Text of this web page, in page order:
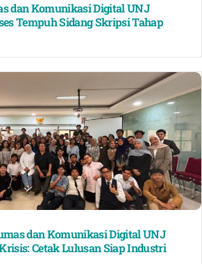
dan Komunikasi Digital UNJ
Tempuh Sidang Skripsi Tahap
dan Komunikasi Digital UNJ
Cetak Lulusan Siap Industri